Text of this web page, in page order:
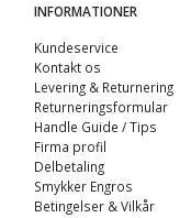
INFORMATIONER
Kundeservice
Kontakt os
Levering & Returnering
Returneringsformular
Handle Guide / Tips
Firma profil
Delbetaling
Smykker Engros
Betingelser & Vilkår